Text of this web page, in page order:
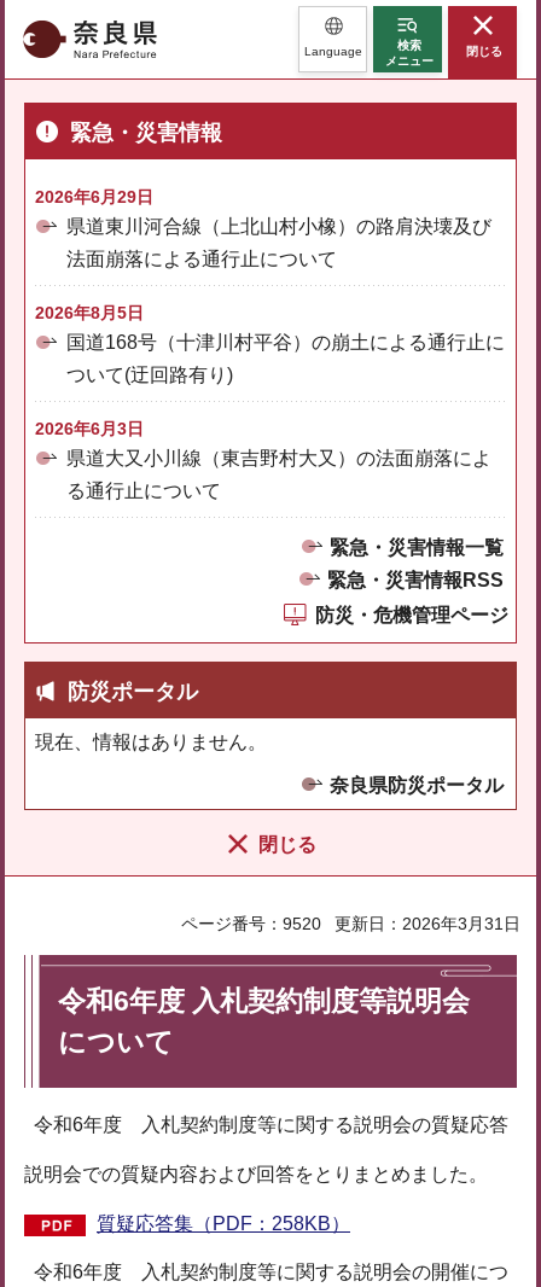
奈良県 Language
検索
メニュー
閉じる
緊急・災害情報
2026年6月29日
県道東川河合線（上北山村小橡）の路肩決壊及び
法面崩落による通行止について
2026年8月5日
国道168号（十津川村平谷）の崩土による通行止に
ついて(迂回路有り)
2026年6月3日
県道大又小川線（東吉野村大又）の法面崩落によ
る通行止について
緊急・災害情報一覧
緊急・災害情報RSS
防災・危機管理ページ
防災ポータル
現在、情報はありません。
奈良県防災ポータル
閉じる
ページ番号：9520 更新日：2026年3月31日
令和6年度 入札契約制度等説明会
について
令和6年度 入札契約制度等に関する説明会の質疑応答
説明会での質疑内容および回答をとりまとめました。
質疑応答集（PDF：258KB）
令和6年度 入札契約制度等に関する説明会の開催につ